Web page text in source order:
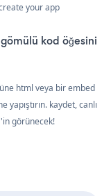
your app
kod öğesini
html veya bir embed
kaydet, canlı
görünecek!